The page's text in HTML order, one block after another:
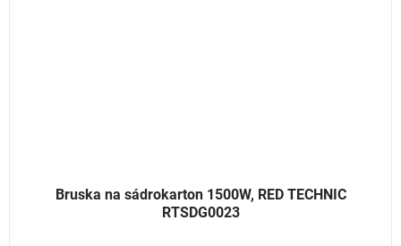
Bruska na sádrokarton 1500W, RED TECHNIC
RTSDG0023